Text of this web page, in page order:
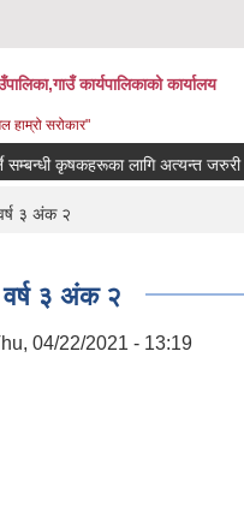
कार्यपालिकाको कार्यालय
हाम्रो सरोकार"
सम्बन्धी कृषकहरूका लागि अत्यन्त जरुरी
३ अंक २
३ अंक २
04/22/2021 - 13:19